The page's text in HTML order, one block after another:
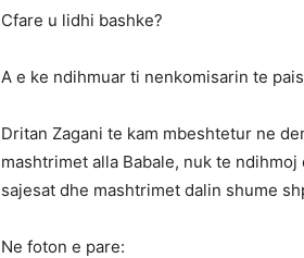
Cfare u lidhi bashke?
A e ke ndihmuar ti nenkomisarin te
Dritan Zagani te kam mbeshtetur ne
mashtrimet alla Babale, nuk te
sajesat dhe mashtrimet dalin shume
Ne foton e pare: